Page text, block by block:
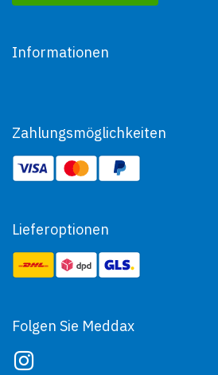
Informationen
Zahlungsmöglichkeiten
Lieferoptionen
Folgen Sie Meddax